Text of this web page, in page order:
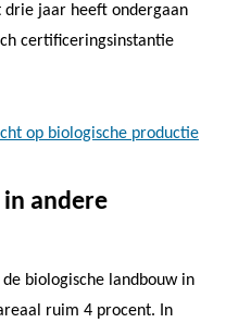
drie jaar heeft ondergaan
certificeringsinstantie
op biologische productie
andere
biologische landbouw in
ruim 4 procent. In